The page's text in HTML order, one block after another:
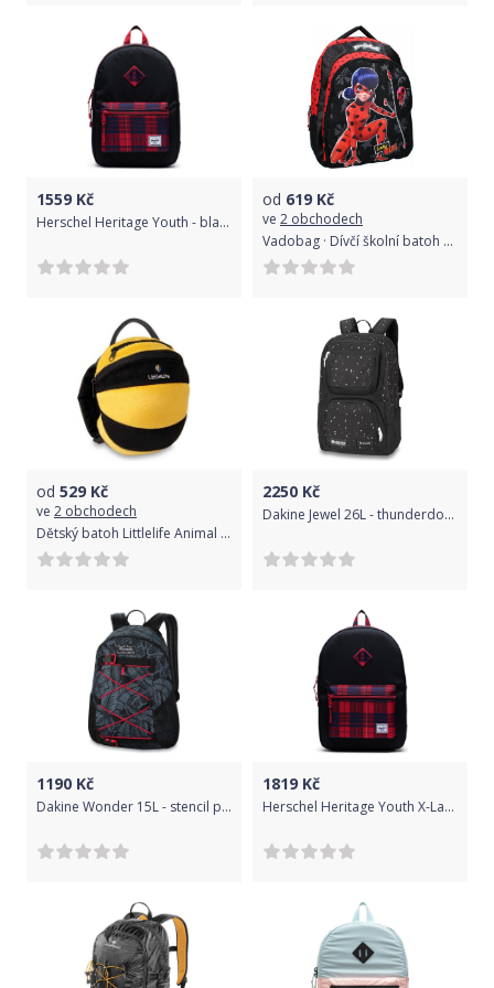
kontaktu zesílené, odolné, polstrované dno batohu plastové
nožičky Objem 22 l Hmotnost n940 g Kolekce 2019 Věk 1. - 3.
třída Rozměry 18x24x41 cm
1559 Kč
Herschel Heritage Youth - black/winter plaid uni
od 619 Kč
ve 2 obchodech
Vadobag · Dívčí školní batoh Kouzelná beruška - Tales of Ladybug - 24L
od 529 Kč
ve 2 obchodech
Dětský batoh Littlelife Animal Toddler Daysack - bee uni
2250 Kč
Dakine Jewel 26L - thunderdot uni
1190 Kč
Dakine Wonder 15L - stencil palm uni
1819 Kč
Herschel Heritage Youth X-Large - black/winter plaid uni